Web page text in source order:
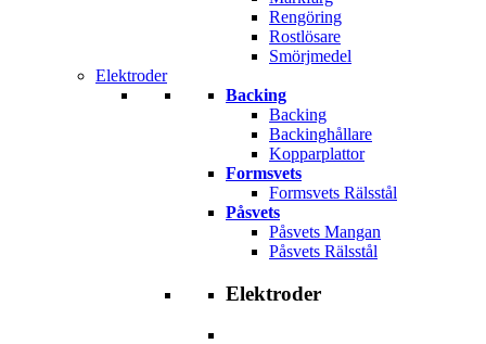
Rengöring
Rostlösare
Smörjmedel
Elektroder
Backing
Backing
Backinghållare
Kopparplattor
Formsvets
Formsvets Rälsstål
Påsvets
Påsvets Mangan
Påsvets Rälsstål
Elektroder